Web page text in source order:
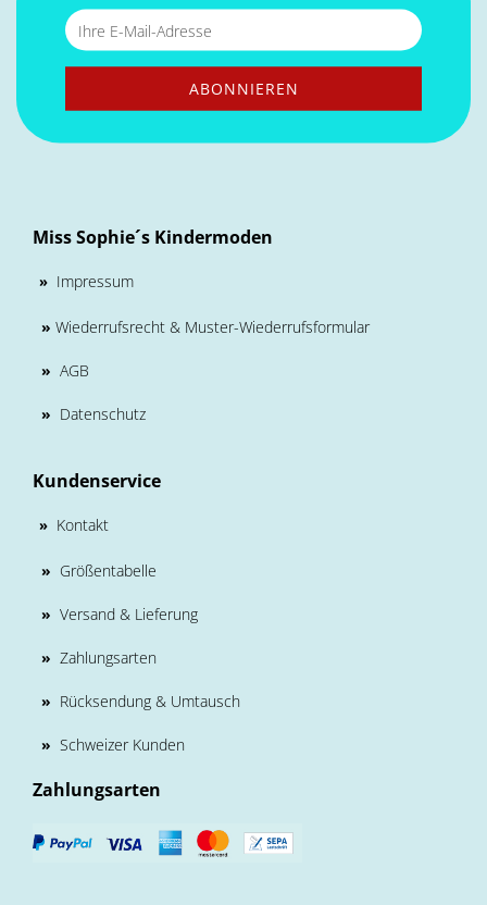
Miss Sophie´s Kindermoden
» Impressum
» Wiederrufsrecht & Muster-Wiederrufsformular
» AGB
» Datenschutz
Kundenservice
» Kontakt
» Größentabelle
» Versand & Lieferung
» Zahlungsarten
» Rücksendung & Umtausch
» Schweizer Kunden
Zahlungsarten